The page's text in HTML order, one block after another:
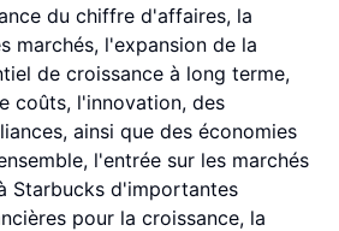
du chiffre d'affaires, la
marchés, l'expansion de la
de croissance à long terme,
coûts, l'innovation, des
ainsi que des économies
l'entrée sur les marchés
Starbucks d'importantes
pour la croissance, la